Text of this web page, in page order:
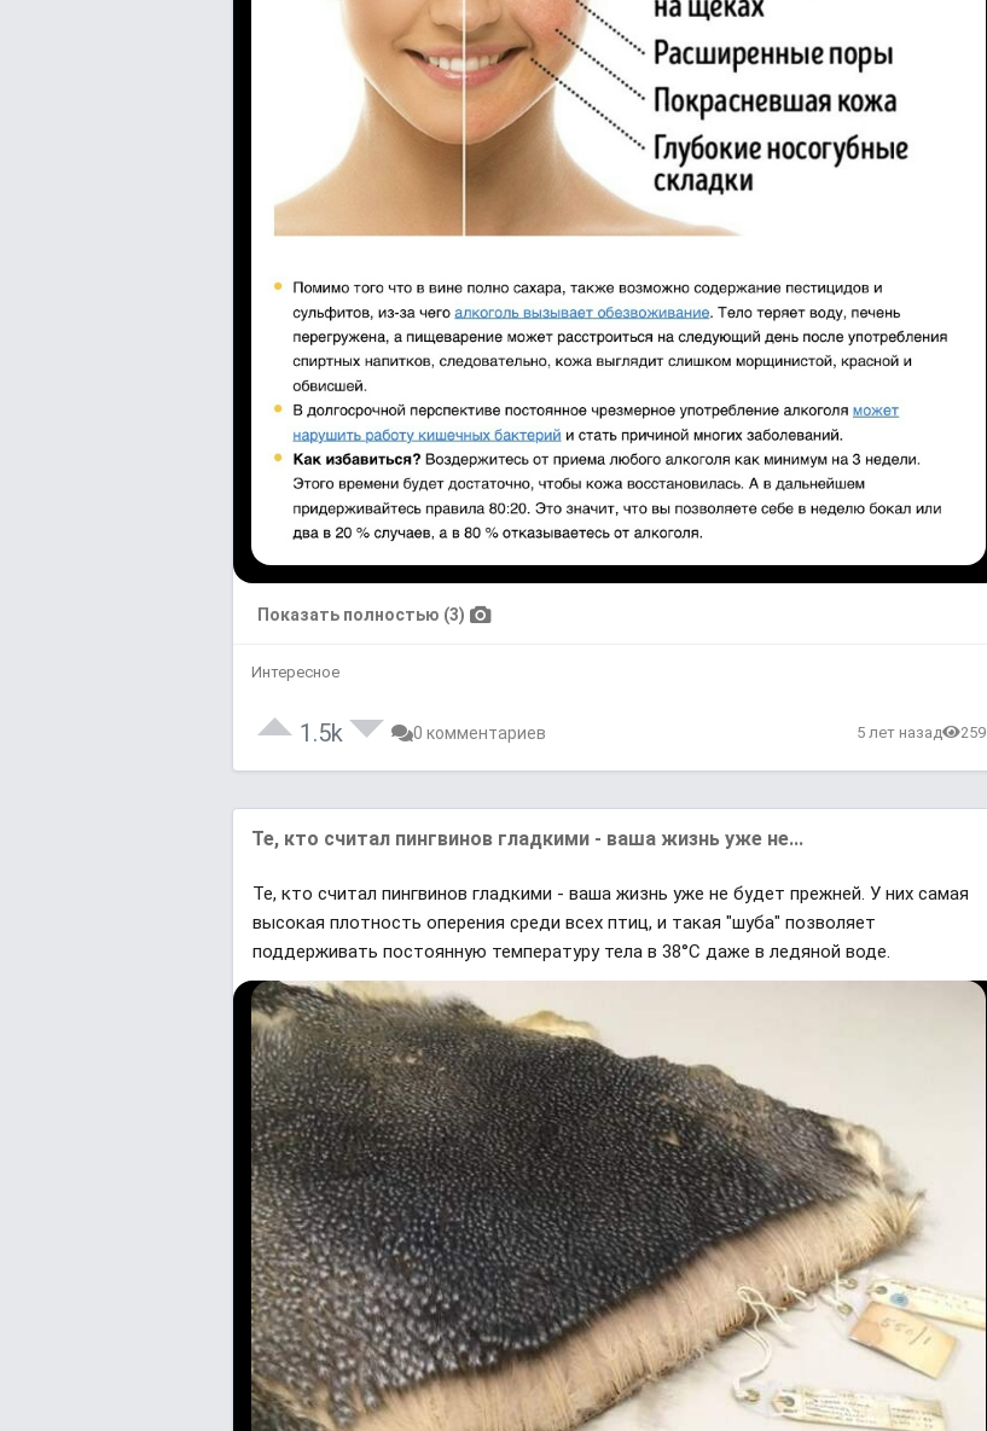
Показать полностью (3)
Интересное
1.5k 0 комментариев 5 лет назад 259
Те, кто считал пингвинов гладкими - ваша жизнь уже не...
Те, кто считал пингвинов гладкими - ваша жизнь уже не будет прежней. У них самая
высокая плотность оперения среди всех птиц, и такая "шуба" позволяет
поддерживать постоянную температуру тела в 38°С даже в ледяной воде.